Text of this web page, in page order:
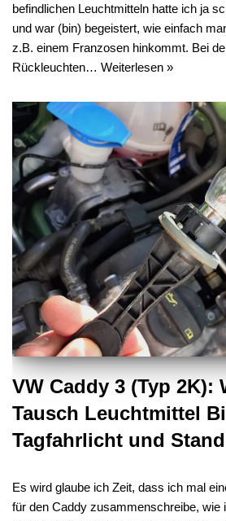
befindlichen Leuchtmitteln hatte ich ja
und war (bin) begeistert, wie einfach
z.B. einem Franzosen hinkommt. Bei
Rückleuchten… Weiterlesen »
VW Caddy 3 (Typ 2K):
Tausch Leuchtmittel
Tagfahrlicht und
Es wird glaube ich Zeit, dass ich mal
für den Caddy zusammenschreibe, wie